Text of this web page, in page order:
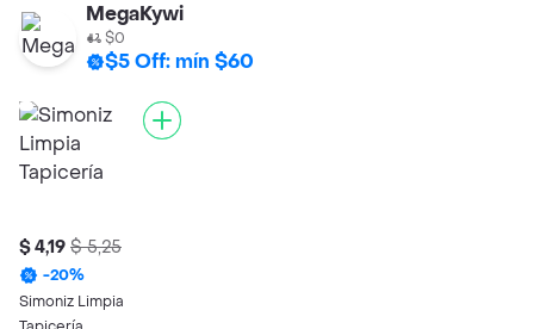
MegaKywi
$0
$5 Off: mín $60
$ 4,19 $ 5,25
-20%
Simoniz Limpia